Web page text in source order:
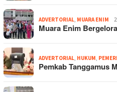
ADVERTORIAL MUARA ENIM
Muara Enim
ADVERTORIAL HUKUM
Pemkab Tanggamus